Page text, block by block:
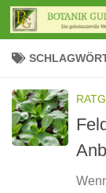
Zum Inhalt